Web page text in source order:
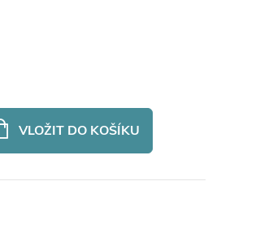
VLOŽIT DO KOŠÍKU